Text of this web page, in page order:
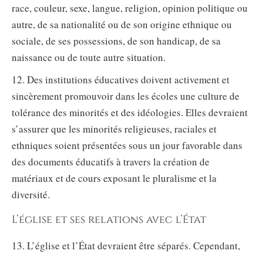
race, couleur, sexe, langue, religion, opinion politique ou
autre, de sa nationalité ou de son origine ethnique ou
sociale, de ses possessions, de son handicap, de sa
naissance ou de toute autre situation.
12. Des institutions éducatives doivent activement et
sincèrement promouvoir dans les écoles une culture de
tolérance des minorités et des idéologies. Elles devraient
s’assurer que les minorités religieuses, raciales et
ethniques soient présentées sous un jour favorable dans
des documents éducatifs à travers la création de
matériaux et de cours exposant le pluralisme et la
diversité.
L’église et ses relations avec l’État
13. L’église et l’État devraient être séparés. Cependant,